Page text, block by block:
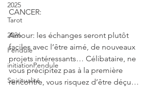
2025
Tarot
2026
Pendule
initiationPendule
Spiritualité
CANCER:
Amour: les échanges seront plutôt
faciles avec l’être aimé, de nouveaux
projets intéressants… Célibataire, ne
vous précipitez pas à la première
rencontre, vous risquez d’être déçu…